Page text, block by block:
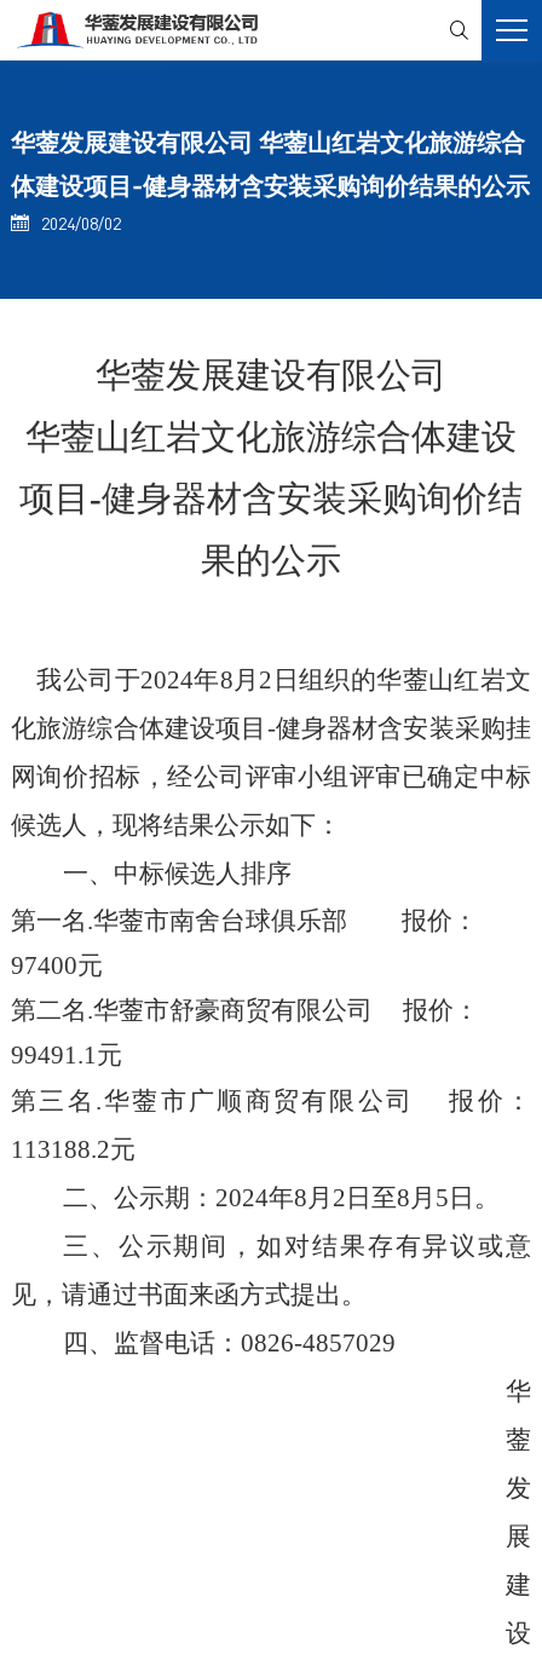

华蓥发展建设有限公司 华蓥山红岩文化旅游综合
体建设项目-健身器材含安装采购询价结果的公示
 2024/08/02
华蓥发展建设有限公司
华蓥山红岩文化旅游综合体建设
项目 -健身器材含安装采购询价结
果的公示
我公司于2024年8月 2 日组织的华蓥山红岩文
化旅游综合体建设项目 -健身器材含安装采购挂
网询价招标，经公司 评审小组评审已确定中标
候选人，现将结果公示如下：
一、 中标候选人排序
第一名.华蓥市南舍台球俱乐部 报价：
97400元
第二名.华蓥市舒豪商贸有限公司 报价：
99491.1元
第三名 .华蓥市广顺商贸有限公司
报价：
113188.2元
二、公示期： 2024年8月 2 日至8月 5 日。
三、公示期间，如对结果存有异议或意
见，请通过书面来函方式提出。
四、监督电话： 0826-4857029
华
蓥
发
展
建
设